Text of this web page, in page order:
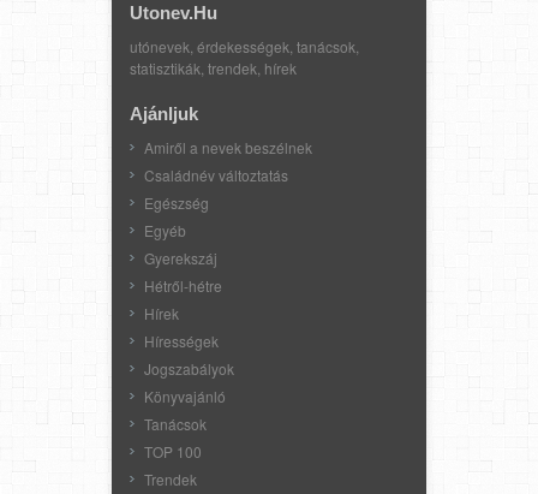
Utonev.hu
utónevek, érdekességek, tanácsok,
statisztikák, trendek, hírek
Ajánljuk
Amiről a nevek beszélnek
Családnév változtatás
Egészség
Egyéb
Gyerekszáj
Hétről-hétre
Hírek
Hírességek
Jogszabályok
Könyvajánló
Tanácsok
TOP 100
Trendek